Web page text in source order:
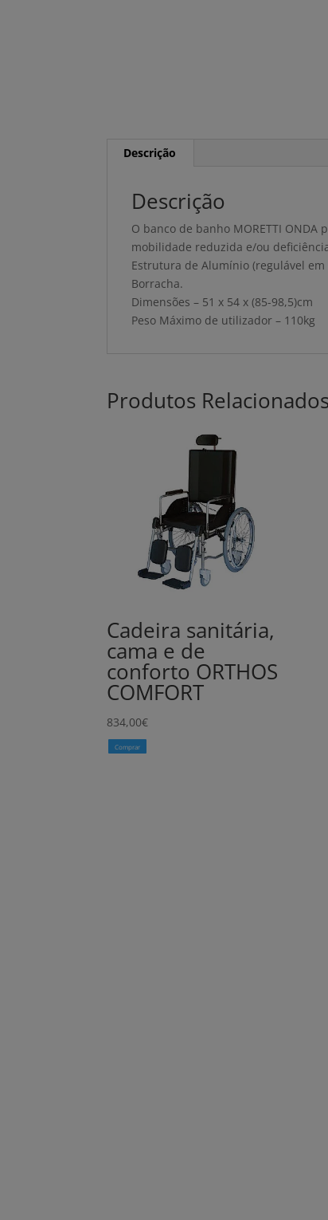
Descrição
Descrição
O banco de banho MORETTI
mobilidade reduzida e/ou
Estrutura de Alumínio (regulável
Borracha.
Dimensões – 51 x 54 x (85-98,5)cm
Peso Máximo de utilizador – 110kg
Produtos Relacionados
Cadeira sanitária,
cama e de
conforto ORTHOS
COMFORT
834,00€
Comprar